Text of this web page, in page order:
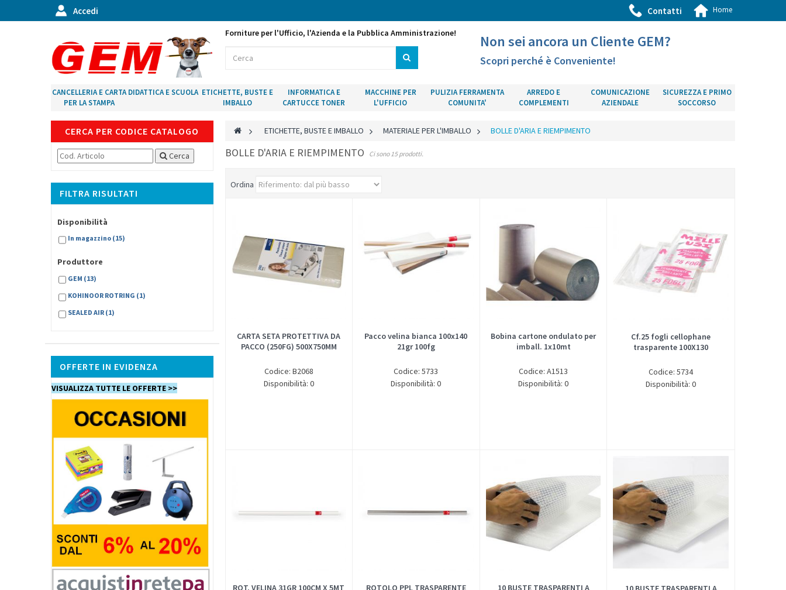
Accedi Contatti Home
Forniture per l'Ufficio, l'Azienda e la Pubblica Amministrazione! Non sei ancora un Cliente GEM?
Scopri perché è Conveniente!
CANCELLERIA E CARTA
PER LA STAMPA
DIDATTICA E SCUOLA ETICHETTE, BUSTE E
IMBALLO
INFORMATICA E
CARTUCCE TONER
MACCHINE PER
L'UFFICIO
PULIZIA FERRAMENTA
COMUNITA'
ARREDO E
COMPLEMENTI
COMUNICAZIONE
AZIENDALE
SICUREZZA E PRIMO
SOCCORSO
CERCA PER CODICE CATALOGO
Cerca
FILTRA RISULTATI
Disponibilità
In magazzino (15)
Produttore
GEM (13)
KOHINOOR ROTRING (1)
SEALED AIR (1)
OFFERTE IN EVIDENZA
VISUALIZZA TUTTE LE OFFERTE >>
> ETICHETTE, BUSTE E IMBALLO > MATERIALE PER L'IMBALLO > BOLLE D'ARIA E RIEMPIMENTO
BOLLE D'ARIA E RIEMPIMENTO Ci sono 15 prodotti.
Ordina
CARTA SETA PROTETTIVA DA
PACCO (250FG) 500X750MM
Codice: B2068
Disponibilità: 0
Pacco velina bianca 100x140
21gr 100fg
Codice: 5733
Disponibilità: 0
Bobina cartone ondulato per
imball. 1x10mt
Codice: A1513
Disponibilità: 0
Cf.25 fogli cellophane
trasparente 100X130
Codice: 5734
Disponibilità: 0
ROT. VELINA 31GR 100CM X 5MT
ROTOLO PPL TRASPARENTE
10 BUSTE TRASPARENTI A